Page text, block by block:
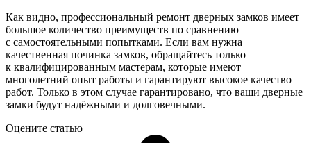
Как видно, профессиональный ремонт дверных замков имеет
большое количество преимуществ по сравнению
с самостоятельными попытками. Если вам нужна
качественная починка замков, обращайтесь только
к квалифицированным мастерам, которые имеют
многолетний опыт работы и гарантируют высокое качество
работ. Только в этом случае гарантировано, что ваши дверные
замки будут надёжными и долговечными.
Оцените статью